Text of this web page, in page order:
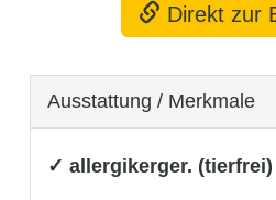
Direkt zur
Ausstattung / Merkmale
✓ allergikerger. (tierfrei)